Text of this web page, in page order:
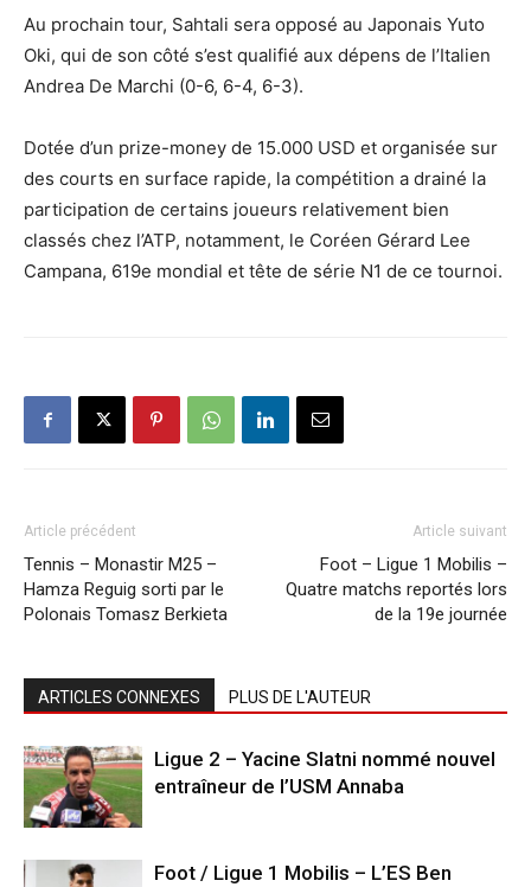
Au prochain tour, Sahtali sera opposé au Japonais Yuto
Oki, qui de son côté s’est qualifié aux dépens de l’Italien
Andrea De Marchi (0-6, 6-4, 6-3).
Dotée d’un prize-money de 15.000 USD et organisée sur
des courts en surface rapide, la compétition a drainé la
participation de certains joueurs relativement bien
classés chez l’ATP, notamment, le Coréen Gérard Lee
Campana, 619e mondial et tête de série N1 de ce tournoi.
Article précédent
Tennis – Monastir M25 –
Hamza Reguig sorti par le
Polonais Tomasz Berkieta
Article suivant
Foot – Ligue 1 Mobilis –
Quatre matchs reportés lors
de la 19e journée
ARTICLES CONNEXES PLUS DE L'AUTEUR
Ligue 2 – Yacine Slatni nommé nouvel
entraîneur de l’USM Annaba
Foot / Ligue 1 Mobilis – L’ES Ben